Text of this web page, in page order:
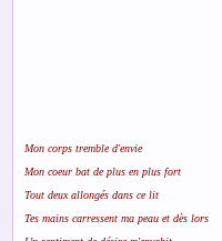
Mon corps tremble d'envie
Mon coeur bat de plus en plus fort
Tout deux allongés dans ce lit
Tes mains carressent ma peau et dès lors